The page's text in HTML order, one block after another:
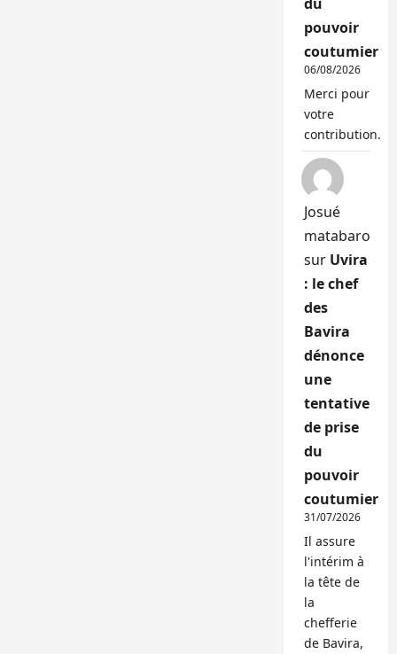
pouvoir
coutumier
06/08/2026
Merci pour
votre
contribution.
Josué
matabaro
sur Uvira
: le chef
des
Bavira
dénonce
une
tentative
de prise
du
pouvoir
coutumier
31/07/2026
Il assure
l'intérim à
la tête de
la
chefferie
de Bavira,